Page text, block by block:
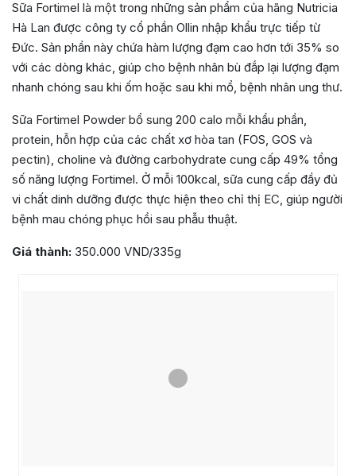
Sữa Fortimel là một trong những sản phẩm của hãng Nutricia
Hà Lan được công ty cổ phần Ollin nhập khẩu trực tiếp từ
Đức. Sản phần này chứa hàm lượng đạm cao hơn tới 35% so
với các dòng khác, giúp cho bệnh nhân bù đắp lại lượng đạm
nhanh chóng sau khi ốm hoặc sau khi mổ, bệnh nhân ung thư.
Sữa Fortimel Powder bổ sung 200 calo mỗi khẩu phần,
protein, hỗn hợp của các chất xơ hòa tan (FOS, GOS và
pectin), choline và đường carbohydrate cung cấp 49% tổng
số năng lượng Fortimel. Ở mỗi 100kcal, sữa cung cấp đầy đủ
vi chất dinh dưỡng được thực hiện theo chỉ thị EC, giúp người
bệnh mau chóng phục hồi sau phẫu thuật.
Giá thành: 350.000 VND/335g